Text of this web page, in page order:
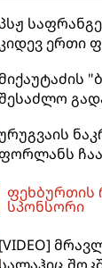
ერთი
ფორლანს
ფეხბურთის
სპონსორი
[VIDEO]